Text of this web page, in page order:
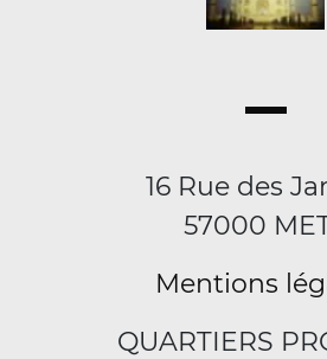
16 Rue des
57000
Mentions
QUARTIERS